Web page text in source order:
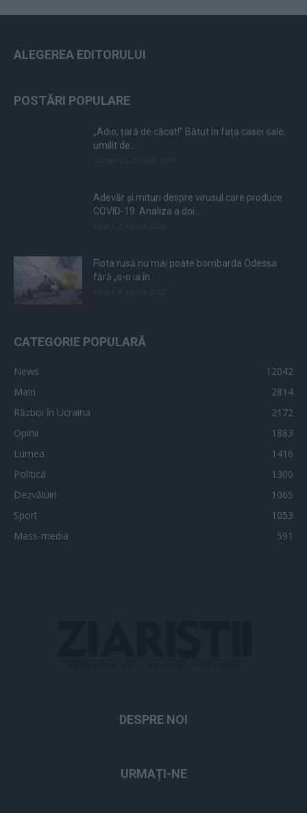
ALEGEREA EDITORULUI
POSTĂRI POPULARE
„Adio, țară de căcat!” Bătut în fața casei sale,
umilit de...
Adevăr și mituri despre virusul care produce
COVID-19. Analiza a doi...
Flota rusă nu mai poate bombarda Odessa
fără „s-o ia în...
CATEGORIE POPULARĂ
News
12042
Main
2814
Război în Ucraina
2172
Opinii
1883
Lumea
1416
Politică
1300
Dezvăluiri
1065
Sport
1053
Mass-media
591
DESPRE NOI
URMAȚI-NE